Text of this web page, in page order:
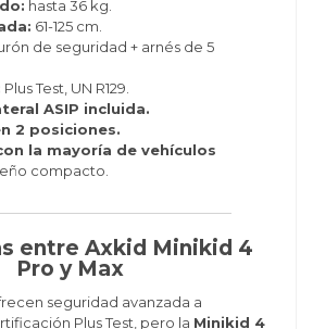
hasta 36 kg.
61-125 cm.
de seguridad + arnés de 5
Plus Test, UN R129.
ASIP incluida.
2 posiciones.
la mayoría de vehículos
compacto.
entre Axkid Minikid 4
Pro y Max
seguridad avanzada a
Plus Test, pero la Minikid 4